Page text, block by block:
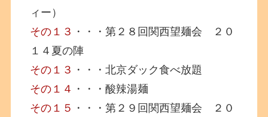
ィー）
その１３ ・・・第２８回関西望麺会 ２０
１４夏の陣
その１３ ・・・北京ダック食べ放題
その１４ ・・・酸辣湯麺
その１５ ・・・第２９回関西望麺会 ２０